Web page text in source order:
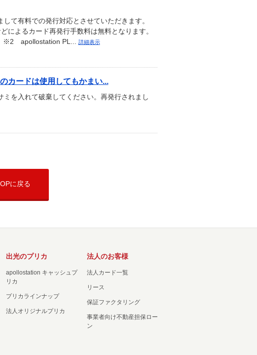
て有料での発行対応とさせていただきます。
よるカード再発行手数料は無料となります。
※2 apollostation PL...
詳細表示
カードは使用してもかまい...
を入れて破棄してください。再発行されまし
に戻る
出光のプリカ
apollostation キャッシュプ
リカ
プリカラインナップ
法人オリジナルプリカ
法人のお客様
法人カード一覧
リース
保証ファクタリング
事業者向け不動産担保ロー
ン